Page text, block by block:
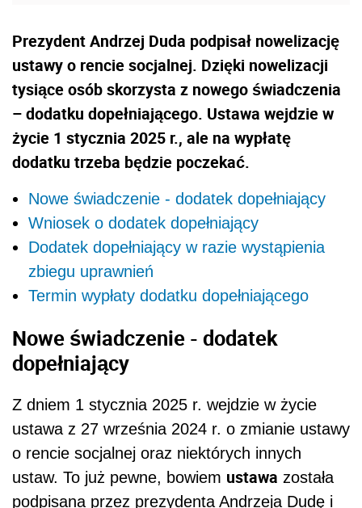
Prezydent Andrzej Duda podpisał nowelizację
ustawy o rencie socjalnej. Dzięki nowelizacji
tysiące osób skorzysta z nowego świadczenia
– dodatku dopełniającego. Ustawa wejdzie w
życie 1 stycznia 2025 r., ale na wypłatę
dodatku trzeba będzie poczekać.
Nowe świadczenie - dodatek dopełniający
Wniosek o dodatek dopełniający
Dodatek dopełniający w razie wystąpienia
zbiegu uprawnień
Termin wypłaty dodatku dopełniającego
Nowe świadczenie - dodatek
dopełniający
Z dniem 1 stycznia 2025 r. wejdzie w życie
ustawa z 27 września 2024 r. o zmianie ustawy
o rencie socjalnej oraz niektórych innych
ustaw. To już pewne, bowiem ustawa została
podpisana przez prezydenta Andrzeja Dudę i